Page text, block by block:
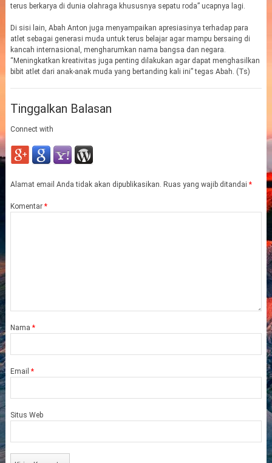
terus berkarya di dunia olahraga khususnya sepatu roda” ucapnya lagi.
Di sisi lain, Abah Anton juga menyampaikan apresiasinya terhadap para
atlet sebagai generasi muda untuk terus belajar agar mampu bersaing di
kancah internasional, mengharumkan nama bangsa dan negara.
“Meningkatkan kreativitas juga penting dilakukan agar dapat menghasilkan
bibit atlet dari anak-anak muda yang bertanding kali ini” tegas Abah. (Ts)
Tinggalkan Balasan
Connect with
Alamat email Anda tidak akan dipublikasikan. Ruas yang wajib ditandai *
Komentar *
Nama *
Email *
Situs Web